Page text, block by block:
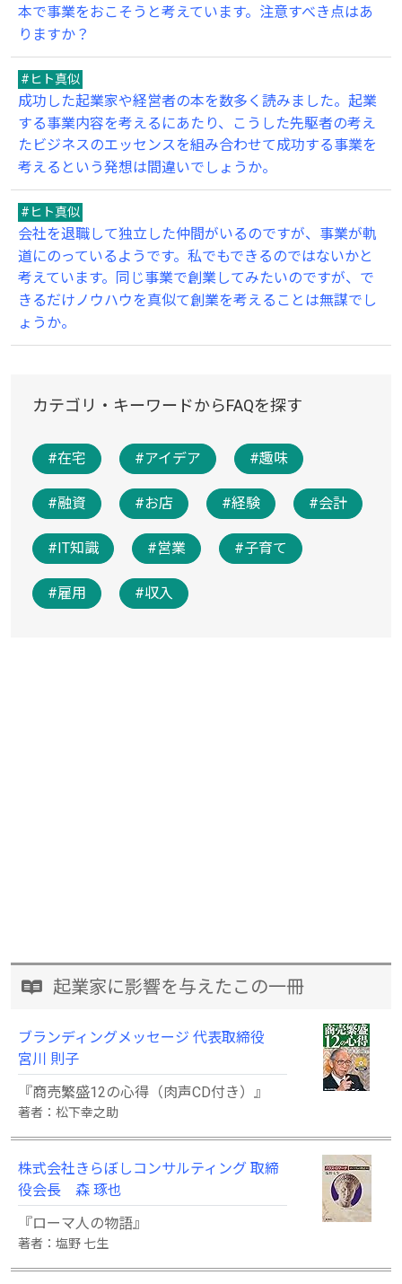
本で事業をおこそうと考えています。注意すべき点はあ
りますか？
#ヒト真似
成功した起業家や経営者の本を数多く読みました。起業
する事業内容を考えるにあたり、こうした先駆者の考え
たビジネスのエッセンスを組み合わせて成功する事業を
考えるという発想は間違いでしょうか。
#ヒト真似
会社を退職して独立した仲間がいるのですが、事業が軌
道にのっているようです。私でもできるのではないかと
考えています。同じ事業で創業してみたいのですが、で
きるだけノウハウを真似て創業を考えることは無謀でし
ょうか。
カテゴリ・キーワードからFAQを探す
#在宅 #アイデア #趣味
#融資 #お店 #経験 #会計
#IT知識 #営業 #子育て
#雇用 #収入
起業家に影響を与えたこの一冊
ブランディングメッセージ 代表取締役
宮川 則子
『商売繁盛12の心得（肉声CD付き）』
著者：松下幸之助
株式会社きらぼしコンサルティング 取締
役会長 森 琢也
『ローマ人の物語』
著者：塩野 七生